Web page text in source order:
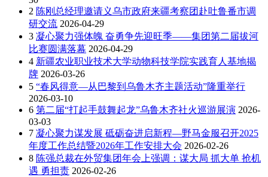
2 陈刚总经理邀请义乌市政府来疆考察团赴吐鲁番市调
研交流 2026-04-29
3 凝心聚力强体魄 奋勇争先迎旺季——集团第二届拔河
比赛圆满落幕 2026-04-29
4 新疆农业职业技术大学动物科技学院实践育人基地揭
牌 2026-03-26
5 “春风得意—从巴黎到乌鲁木齐主题活动”隆重举行
2026-03-10
6 第二届“打起手鼓舞起龙”乌鲁木齐社火巡游展演 2026-
03-03
7 凝心聚力谋发展 砥砺奋进启新程—野马金服召开2025
年度工作总结暨2026年工作安排大会 2026-02-26
8 陈强总裁在外贸集团年会上强调：谋大局 抓大单 抢机
遇 勇担责 2026-02-26